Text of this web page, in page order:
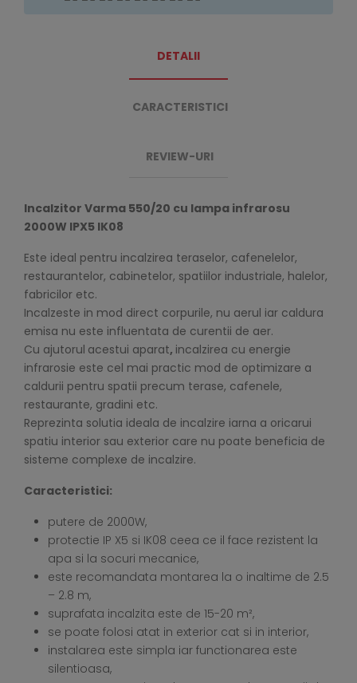
DETALII
CARACTERISTICI
REVIEW-URI
Incalzitor Varma 550/20 cu lampa infrarosu
2000W IPX5 IK08
Este ideal pentru incalzirea teraselor, cafenelelor,
restaurantelor, cabinetelor, spatiilor industriale, halelor,
fabricilor etc.
Incalzeste in mod direct corpurile, nu aerul iar caldura
emisa nu este influentata de curentii de aer.
Cu ajutorul acestui aparat, incalzirea cu energie
infrarosie este cel mai practic mod de optimizare a
caldurii pentru spatii precum terase, cafenele,
restaurante, gradini etc.
Reprezinta solutia ideala de incalzire iarna a oricarui
spatiu interior sau exterior care nu poate beneficia de
sisteme complexe de incalzire.
Caracteristici:
putere de 2000W,
protectie IP X5 si IK08 ceea ce il face rezistent la
apa si la socuri mecanice,
este recomandata montarea la o inaltime de 2.5
– 2.8 m,
suprafata incalzita este de 15-20 m²,
se poate folosi atat in exterior cat si in interior,
instalarea este simpla iar functionarea este
silentioasa,